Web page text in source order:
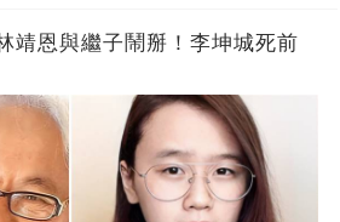
靖恩與繼子鬧掰！李坤城死前